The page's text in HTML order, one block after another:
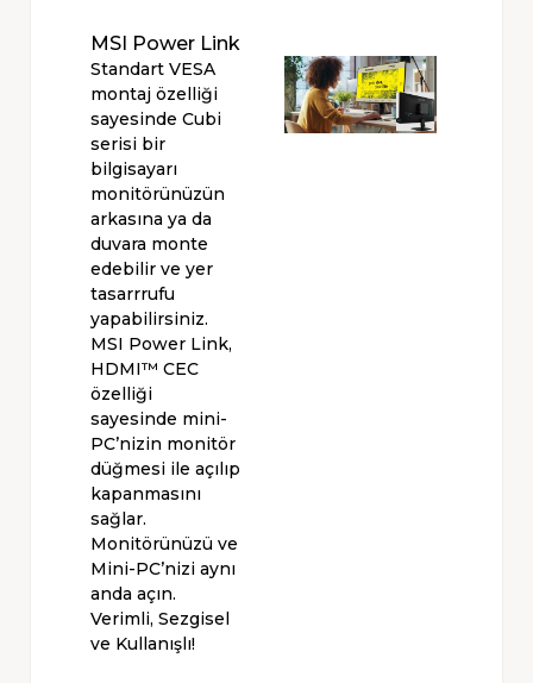
MSI Power Link
Standart VESA
montaj özelliği
sayesinde Cubi
serisi bir
bilgisayarı
monitörünüzün
arkasına ya da
duvara monte
edebilir ve yer
tasarrrufu
yapabilirsiniz.
MSI Power Link,
HDMI™ CEC
özelliği
sayesinde mini-
PC’nizin monitör
düğmesi ile açılıp
kapanmasını
sağlar.
Monitörünüzü ve
Mini-PC’nizi aynı
anda açın.
Verimli, Sezgisel
ve Kullanışlı!